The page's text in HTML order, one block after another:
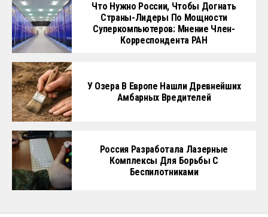
Что Нужно России, Чтобы Догнать
Страны-Лидеры По Мощности
Суперкомпьютеров: Мнение Член-
Корреспондента РАН
У Озера В Европе Нашли Древнейших
Амбарных Вредителей
Россия Разработала Лазерные
Комплексы Для Борьбы С
Беспилотниками